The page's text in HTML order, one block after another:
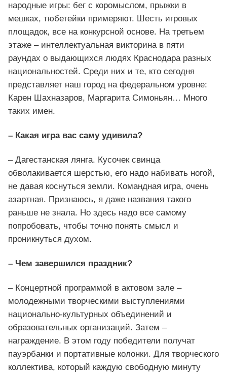
народные игры: бег с коромыслом, прыжки в
мешках, тюбетейки примеряют. Шесть игровых
площадок, все на конкурсной основе. На третьем
этаже – интеллектуальная викторина в пяти
раундах о выдающихся людях Краснодара разных
национальностей. Среди них и те, кто сегодня
представляет наш город на федеральном уровне:
Карен Шахназаров, Маргарита Симоньян… Много
таких имен.
– Какая игра вас саму удивила?
– Дагестанская лянга. Кусочек свинца
обволакивается шерстью, его надо набивать ногой,
не давая коснуться земли. Командная игра, очень
азартная. Признаюсь, я даже названия такого
раньше не знала. Но здесь надо все самому
попробовать, чтобы точно понять смысл и
проникнуться духом.
– Чем завершился праздник?
– Концертной программой в актовом зале –
молодежными творческими выступлениями
национально-культурных объединений и
образовательных организаций. Затем –
награждение. В этом году победители получат
пауэрбанки и портативные колонки. Для творческого
коллектива, который каждую свободную минуту